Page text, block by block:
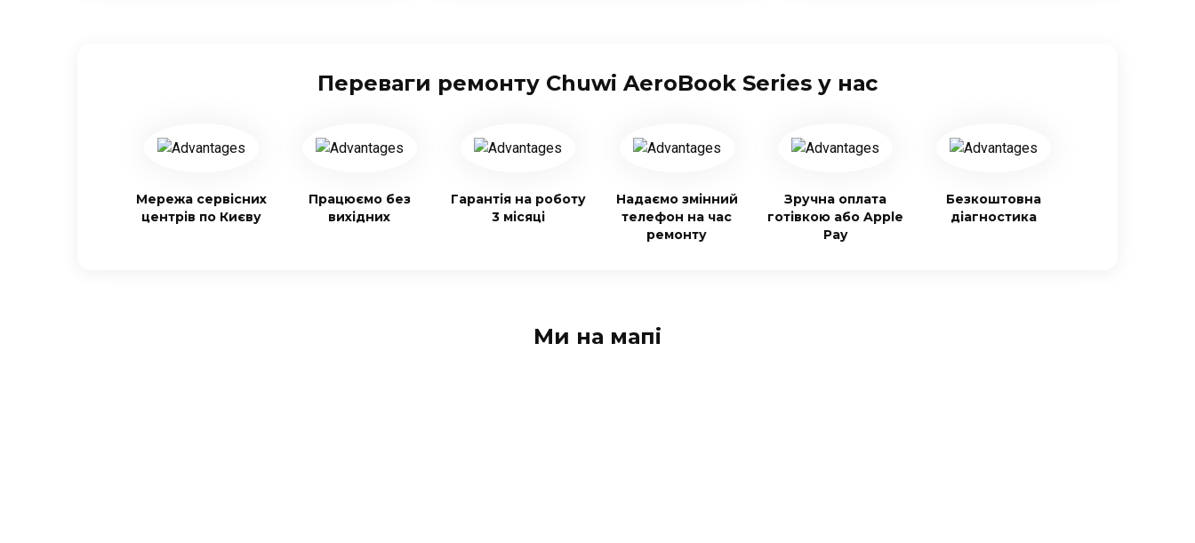
Переваги ремонту Chuwi AeroBook Series у нас
Мережа сервісних
центрів по Києву
Працюємо без
вихідних
Гарантія на роботу
3 місяці
Надаємо змінний
телефон на час
ремонту
Зручна оплата
готівкою або Apple
Pay
Безкоштовна
діагностика
Ми на мапі